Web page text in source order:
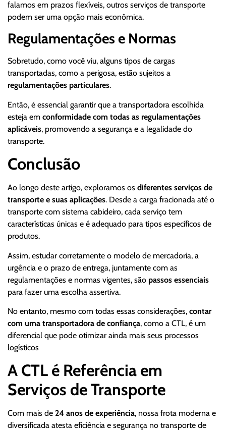
falamos em prazos flexíveis, outros serviços de transporte
podem ser uma opção mais econômica.
Regulamentações e Normas
Sobretudo, como você viu, alguns tipos de cargas
transportadas, como a perigosa, estão sujeitos a
regulamentações particulares.
Então, é essencial garantir que a transportadora escolhida
esteja em conformidade com todas as regulamentações
aplicáveis, promovendo a segurança e a legalidade do
transporte.
Conclusão
Ao longo deste artigo, exploramos os diferentes serviços de
transporte e suas aplicações. Desde a carga fracionada até o
transporte com sistema cabideiro, cada serviço tem
características únicas e é adequado para tipos específicos de
produtos.
Assim, estudar corretamente o modelo de mercadoria, a
urgência e o prazo de entrega, juntamente com as
regulamentações e normas vigentes, são passos essenciais
para fazer uma escolha assertiva.
No entanto, mesmo com todas essas considerações, contar
com uma transportadora de confiança, como a CTL, é um
diferencial que pode otimizar ainda mais seus processos
logísticos
A CTL é Referência em
Serviços de Transporte
Com mais de 24 anos de experiência, nossa frota moderna e
diversificada atesta eficiência e segurança no transporte de